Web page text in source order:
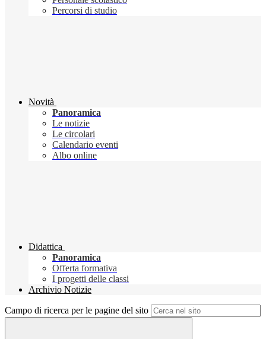
Percorsi di studio
Novità
Panoramica
Le notizie
Le circolari
Calendario eventi
Albo online
Didattica
Panoramica
Offerta formativa
I progetti delle classi
Archivio Notizie
Campo di ricerca per le pagine del sito